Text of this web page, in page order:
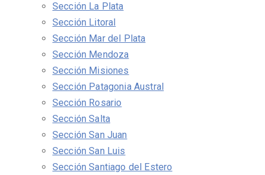
Sección La Plata
Sección Litoral
Sección Mar del Plata
Sección Mendoza
Sección Misiones
Sección Patagonia Austral
Sección Rosario
Sección Salta
Sección San Juan
Sección San Luis
Sección Santiago del Estero